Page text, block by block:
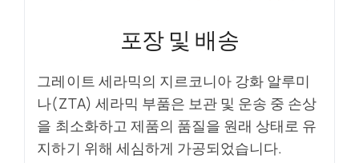
포장 및 배송
그레이트 세라믹의 지르코니아 강화 알루미
나(ZTA) 세라믹 부품은 보관 및 운송 중 손상
을 최소화하고 제품의 품질을 원래 상태로 유
지하기 위해 세심하게 가공되었습니다.